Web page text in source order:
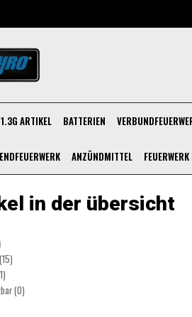
1.3G ARTIKEL BATTERIEN
ANZÜNDMITTEL
in der übersicht
(15)
(0)